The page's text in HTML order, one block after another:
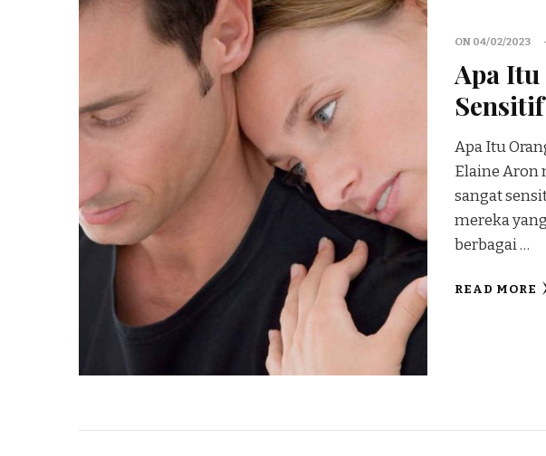
ON 04/02/2023
Apa Itu
Apa Itu
Elaine Aron
sangat
mereka
berbagai …
READ MORE